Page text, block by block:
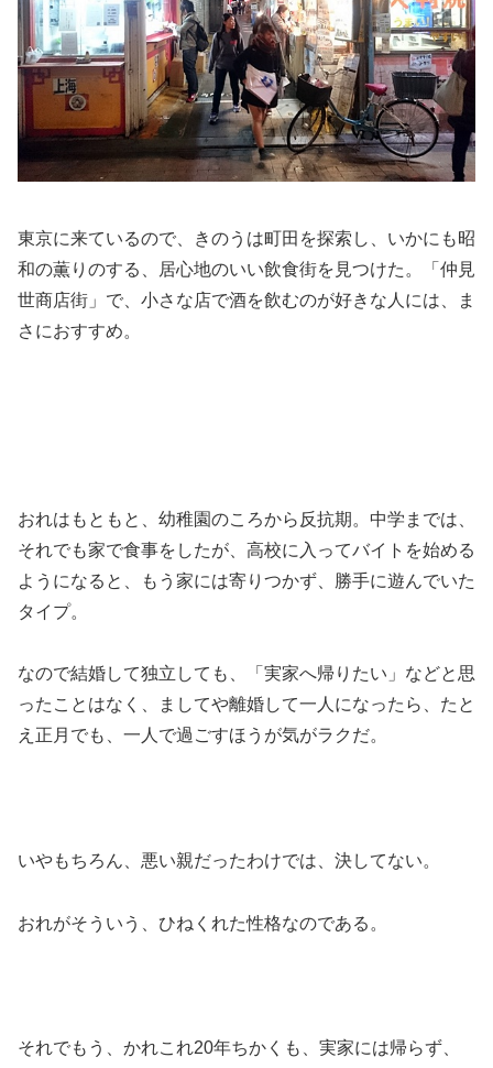
東京に来ているので、きのうは町田を探索し、いかにも昭
和の薫りのする、居心地のいい飲食街を見つけた。「仲見
世商店街」で、小さな店で酒を飲むのが好きな人には、ま
さにおすすめ。
おれはもともと、幼稚園のころから反抗期。中学までは、
それでも家で食事をしたが、高校に入ってバイトを始める
ようになると、もう家には寄りつかず、勝手に遊んでいた
タイプ。
なので結婚して独立しても、「実家へ帰りたい」などと思
ったことはなく、ましてや離婚して一人になったら、たと
え正月でも、一人で過ごすほうが気がラクだ。
いやもちろん、悪い親だったわけでは、決してない。
おれがそういう、ひねくれた性格なのである。
それでもう、かれこれ20年ちかくも、実家には帰らず、